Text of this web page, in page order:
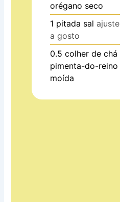
orégano seco
1 pitada sal ajuste
a gosto
0.5 colher de chá
pimenta-do-reino
moída